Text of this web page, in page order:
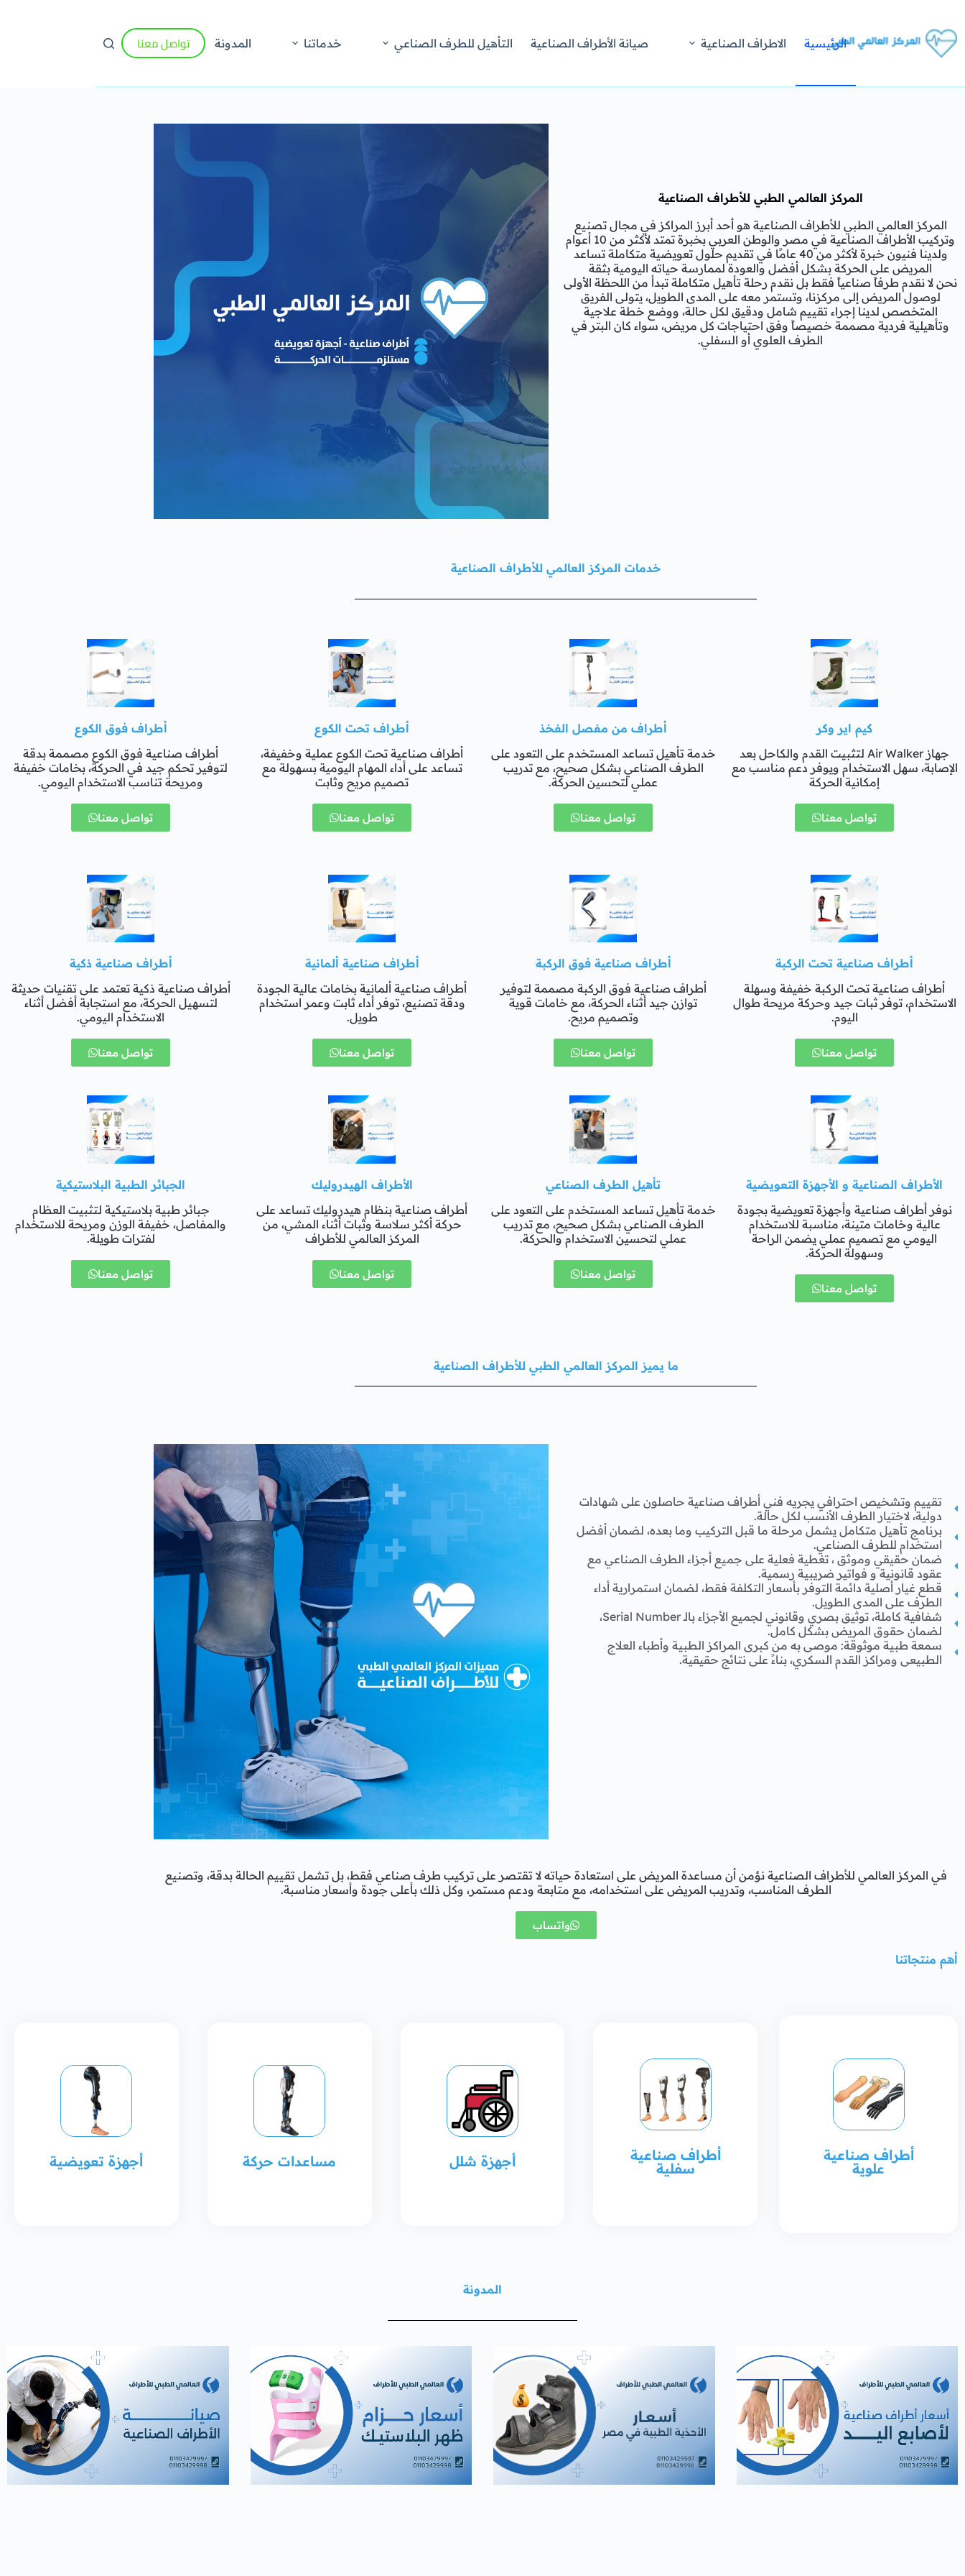
الرئيسية الاطراف الصناعية صيانة الأطراف الصناعية التأهيل للطرف الصناعي خدماتنا المدونة تواصل معنا
المركز العالمي الطبي للأطراف الصناعية
المركز العالمي الطبي للأطراف الصناعية هو أحد أبرز المراكز في مجال تصنيع
وتركيب الأطراف الصناعية في مصر والوطن العربي بخبرة تمتد لأكثر من 10 أعوام
ولدينا فنيون خبرة لأكثر من 40 عامًا في تقديم حلول تعويضية متكاملة تساعد
المريض على الحركة بشكل أفضل والعودة لممارسة حياته اليومية بثقة
نحن لا نقدم طرفاً صناعياً فقط بل نقدم رحلة تأهيل متكاملة تبدأ من اللحظة الأولى
لوصول المريض إلى مركزنا، وتستمر معه على المدى الطويل، يتولى الفريق
المتخصص لدينا إجراء تقييم شامل ودقيق لكل حالة، ووضع خطة علاجية
وتأهيلية فردية مصممة خصيصاً وفق احتياجات كل مريض، سواء كان البتر في
الطرف العلوي أو السفلي.
خدمات المركز العالمي للأطراف الصناعية
كيم اير وكر
جهاز Air Walker لتثبيت القدم والكاحل بعد
الإصابة، سهل الاستخدام ويوفر دعم مناسب مع
إمكانية الحركة
تواصل معنا
أطراف من مفصل الفخذ
خدمة تأهيل تساعد المستخدم على التعود على
الطرف الصناعي بشكل صحيح، مع تدريب
عملي لتحسين الحركة.
تواصل معنا
أطراف تحت الكوع
أطراف صناعية تحت الكوع عملية وخفيفة،
تساعد على أداء المهام اليومية بسهولة مع
تصميم مريح وثابت
تواصل معنا
أطراف فوق الكوع
أطراف صناعية فوق الكوع مصممة بدقة
لتوفير تحكم جيد في الحركة، بخامات خفيفة
ومريحة تناسب الاستخدام اليومي.
تواصل معنا
أطراف صناعية تحت الركبة
أطراف صناعية تحت الركبة خفيفة وسهلة
الاستخدام، توفر ثبات جيد وحركة مريحة طوال
اليوم.
تواصل معنا
أطراف صناعية فوق الركبة
أطراف صناعية فوق الركبة مصممة لتوفير
توازن جيد أثناء الحركة، مع خامات قوية
وتصميم مريح.
تواصل معنا
أطراف صناعية ألمانية
أطراف صناعية ألمانية بخامات عالية الجودة
ودقة تصنيع، توفر أداء ثابت وعمر استخدام
طويل.
تواصل معنا
أطراف صناعية ذكية
أطراف صناعية ذكية تعتمد على تقنيات حديثة
لتسهيل الحركة، مع استجابة أفضل أثناء
الاستخدام اليومي.
تواصل معنا
الأطراف الصناعية و الأجهزة التعويضية
نوفر أطراف صناعية وأجهزة تعويضية بجودة
عالية وخامات متينة، مناسبة للاستخدام
اليومي مع تصميم عملي يضمن الراحة
وسهولة الحركة.
تواصل معنا
تأهيل الطرف الصناعي
خدمة تأهيل تساعد المستخدم على التعود على
الطرف الصناعي بشكل صحيح، مع تدريب
عملي لتحسين الاستخدام والحركة.
تواصل معنا
الأطراف الهيدروليك
أطراف صناعية بنظام هيدروليك تساعد على
حركة أكثر سلاسة وثبات أثناء المشي، من
المركز العالمي للأطراف
تواصل معنا
الجبائر الطبية البلاستيكية
جبائر طبية بلاستيكية لتثبيت العظام
والمفاصل، خفيفة الوزن ومريحة للاستخدام
لفترات طويلة.
تواصل معنا
ما يميز المركز العالمي الطبي للأطراف الصناعية
تقييم وتشخيص احترافي يجريه فني أطراف صناعية حاصلون على شهادات
دولية، لاختيار الطرف الأنسب لكل حالة.
برنامج تأهيل متكامل يشمل مرحلة ما قبل التركيب وما بعده، لضمان أفضل
استخدام للطرف الصناعي.
ضمان حقيقي وموثق ، تغطية فعلية على جميع أجزاء الطرف الصناعي مع
عقود قانونية و فواتير ضريبية رسمية.
قطع غيار أصلية دائمة التوفر بأسعار التكلفة فقط، لضمان استمرارية أداء
الطرف على المدى الطويل.
شفافية كاملة، توثيق بصري وقانوني لجميع الأجزاء بالـ Serial Number،
لضمان حقوق المريض بشكل كامل.
سمعة طبية موثوقة: موصى به من كبرى المراكز الطبية وأطباء العلاج
الطبيعى ومراكز القدم السكري، بناءً على نتائج حقيقية.
في المركز العالمي للأطراف الصناعية نؤمن أن مساعدة المريض على استعادة حياته لا تقتصر على تركيب طرف صناعي فقط، بل تشمل تقييم الحالة بدقة، وتصنيع
الطرف المناسب، وتدريب المريض على استخدامه، مع متابعة ودعم مستمر، وكل ذلك بأعلى جودة وأسعار مناسبة.
واتساب
أهم منتجاتنا
أطراف صناعية
علوية
أطراف صناعية
سفلية أجهزة شلل مساعدات حركة أجهزة تعويضية
المدونة